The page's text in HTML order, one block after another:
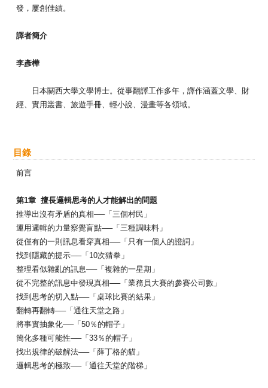
發，屢創佳績。
譯者簡介
李彥樺
日本關西大學文學博士。從事翻譯工作多年，譯作涵蓋文學、財
經、實用叢書、旅遊手冊、輕小說、漫畫等各領域。
目錄
前言
第1章 擅長邏輯思考的人才能解出的問題
推導出沒有矛盾的真相──「三個村民」
運用邏輯的力量察覺盲點──「三種調味料」
從僅有的一則訊息看穿真相──「只有一個人的證詞」
找到隱藏的提示──「10次猜拳」
整理看似雜亂的訊息──「複雜的一星期」
從不完整的訊息中發現真相──「業務員大賽的參賽公司數」
找到思考的切入點──「桌球比賽的結果」
翻轉再翻轉──「通往天堂之路」
將事實抽象化──「50％的帽子」
簡化多種可能性──「33％的帽子」
找出規律的破解法──「薛丁格的貓」
邏輯思考的極致──「通往天堂的階梯」